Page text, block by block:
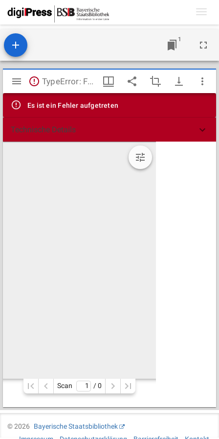
1
Mirador
Viewer
TypeError: Failed to fetch
Es ist ein Fehler aufgetreten
Technische Details
Scan / 0
©2026
Bayerische Staatsbibliothek